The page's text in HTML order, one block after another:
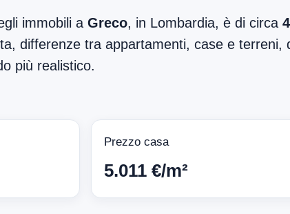
immobili a Greco, in Lombardia, è di circa
differenze tra appartamenti, case e terreni,
più realistico.
Prezzo casa
5.011 €/m²